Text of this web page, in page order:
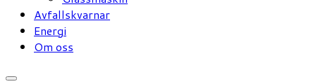
Avfallskvarnar
Energi
Om oss